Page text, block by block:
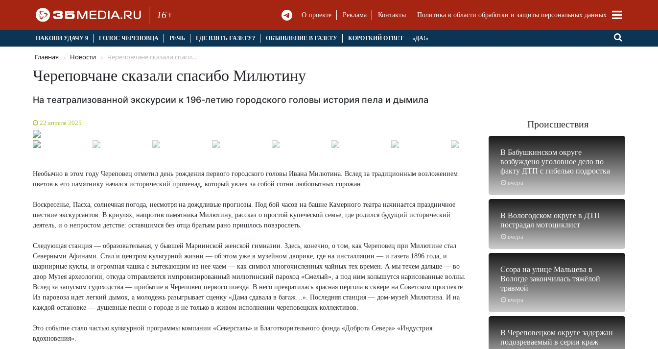
16+ О проекте Реклама Контакты Политика в области обработки и защиты персональных данных
НАКОПИ УДАЧУ 9 ГОЛОС ЧЕРЕПОВЦА РЕЧЬ ГДЕ ВЗЯТЬ ГАЗЕТУ? ОБЪЯВЛЕНИЕ В ГАЗЕТУ КОРОТКИЙ ОТВЕТ — «ДА!»
Главная Новости Череповчане сказали спаси...
Череповчане сказали спасибо Милютину
На театрализованной экскурсии к 196-летию городского головы история пела и дымила
22 апреля 2025
Необычно в этом году Череповец отметил день рождения первого городского головы Ивана Милютина. Вслед за традиционным возложением
цветов к его памятнику начался исторический променад, который увлек за собой сотни любопытных горожан.
Воскресенье, Пасха, солнечная погода, несмотря на дождливые прогнозы. Под бой часов на башне Камерного театра начинается праздничное
шествие экскурсантов. В криулях, напротив памятника Милютину, рассказ о простой купеческой семье, где родился будущий исторический
деятель, и о непростом детстве: оставшимся без отца братьям рано пришлось повзрослеть.
Следующая станция — образовательная, у бывшей Мариинской женской гимназии. Здесь, конечно, о том, как Череповец при Милютине стал
Северными Афинами. Стал и центром культурной жизни — об этом уже в музейном дворике, где на инсталляции — и газета 1896 года, и
шарнирные куклы, и огромная чашка с вытекающим из нее чаем — как символ многочисленных чайных тех времен. А мы течем дальше — во
двор Музея археологии, откуда отправляется импровизированный милютинский пароход «Смелый», а под ним колышутся нарисованные волны.
Вслед за запуском судоходства — прибытие в Череповец первого поезда. В него превратилась красная пергола в сквере на Советском проспекте.
Из паровоза идет легкий дымок, а молодежь разыгрывает сценку «Дама сдавала в багаж…». Последняя станция — дом-музей Милютина. И на
каждой остановке — душевные песни о городе и не только в живом исполнении череповецких коллективов.
Это событие стало частью культурной программы компании «Северсталь» и Благотворительного фонда «Доброта Севера» «Индустрия
вдохновения».
Происшествия
вчера
В Бабушкинском округе
возбуждено уголовное дело по
факту ДТП с гибелью подростка
вчера
В Вологодском округе в ДТП
пострадал мотоциклист
вчера
Ссора на улице Мальцева в
Вологде закончилась тяжёлой
травмой
В Череповецком округе задержан
подозреваемый в серии краж